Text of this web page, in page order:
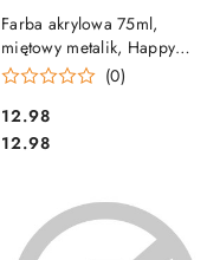
Farba akrylowa 75ml,
miętowy metalik, Happy
Color HA 7370 0075-051
(0)
Cena:
12.98
Cena:
12.98
DO KOSZYKA